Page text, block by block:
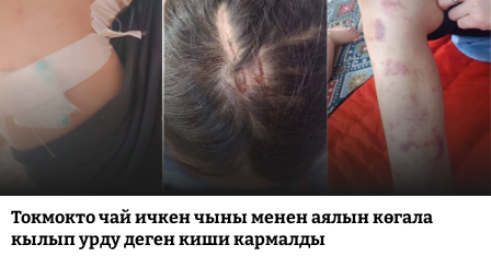
Токмокто чай ичкен чыны менен аялын көгала
кылып урду деген киши кармалды